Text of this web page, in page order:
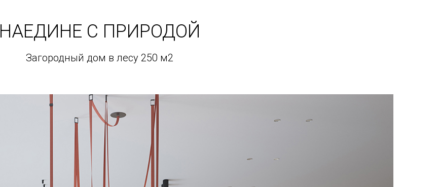
НАЕДИНЕ С ПРИРОДОЙ
Загородный дом в лесу 250 м2